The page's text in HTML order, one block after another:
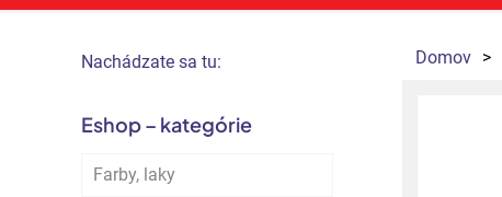
Nachádzate sa tu: Domov >
Eshop – kategórie
Farby, laky